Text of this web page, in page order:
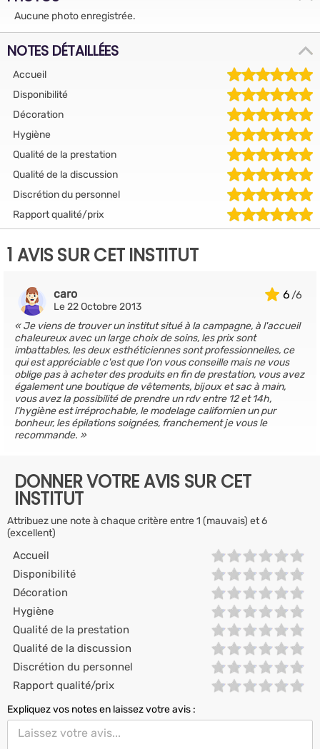
Aucune photo enregistrée.
NOTES DÉTAILLÉES
Accueil
Disponibilité
Décoration
Hygiène
Qualité de la prestation
Qualité de la discussion
Discrétion du personnel
Rapport qualité/prix
1 AVIS SUR CET INSTITUT
6
caro
Le 22 Octobre 2013
Je viens de trouver un institut situé à la campagne, à l'accueil
chaleureux avec un large choix de soins, les prix sont
imbattables, les deux esthéticiennes sont professionnelles, ce
qui est appréciable c'est que l'on vous conseille mais ne vous
oblige pas à acheter des produits en fin de prestation, vous avez
également une boutique de vêtements, bijoux et sac à main,
vous avez la possibilité de prendre un rdv entre 12 et 14h,
l'hygiène est irréprochable, le modelage californien un pur
bonheur, les épilations soignées, franchement je vous le
recommande.
DONNER VOTRE AVIS SUR CET
INSTITUT
Attribuez une note à chaque critère entre 1 (mauvais) et 6
(excellent)
Accueil
Disponibilité
Décoration
Hygiène
Qualité de la prestation
Qualité de la discussion
Discrétion du personnel
Rapport qualité/prix
Expliquez vos notes en laissez votre avis :